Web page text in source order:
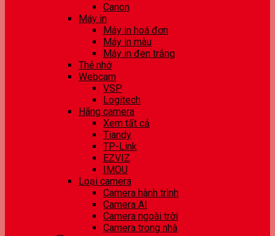
Canon
Máy in
Máy in hoá đơn
Máy in màu
Máy in đen trắng
Thẻ nhớ
Webcam
VSP
Logitech
Hãng camera
Xem tất cả
Tiandy
TP-Link
EZVIZ
IMOU
Loại camera
Camera hành trình
Camera AI
Camera ngoài trời
Camera trong nhà